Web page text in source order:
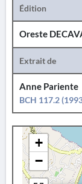
Édition
Oreste
Extrait de
Anne Pariente
BCH 117.2
+
−